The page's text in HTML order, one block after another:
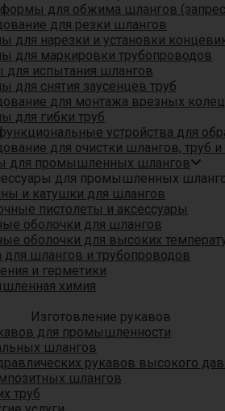
для обжима шлангов
для резки шлангов
для нарезки и установки
для маркировки трубопроводов
для испытания шлангов
для снятия заусенцев труб
для монтажа врезных
для гибки труб
устройства для
для очистки шлангов, труб
для промышленных шлангов
и катушки для шлангов
пистолеты и аксессуары
оболочки для шлангов
оболочки для высоких
для шлангов и трубопроводов
и герметики
химия
Изготовление рукавов
для промышленности
шлангов
рукавов высокого
шлангов
труб